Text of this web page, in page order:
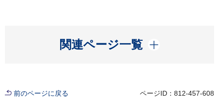
関連ページ一覧
開く
前のページに戻る ページID：812-457-608